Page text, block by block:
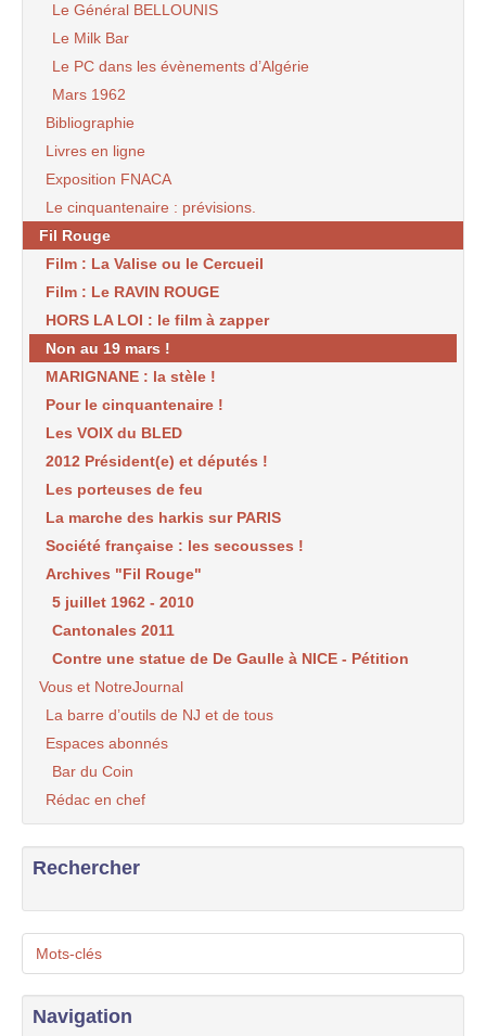
Le Général BELLOUNIS
Le Milk Bar
Le PC dans les évènements d’Algérie
Mars 1962
Bibliographie
Livres en ligne
Exposition FNACA
Le cinquantenaire : prévisions.
Fil Rouge
Film : La Valise ou le Cercueil
Film : Le RAVIN ROUGE
HORS LA LOI : le film à zapper
Non au 19 mars !
MARIGNANE : la stèle !
Pour le cinquantenaire !
Les VOIX du BLED
2012 Président(e) et députés !
Les porteuses de feu
La marche des harkis sur PARIS
Société française : les secousses !
Archives "Fil Rouge"
5 juillet 1962 - 2010
Cantonales 2011
Contre une statue de De Gaulle à NICE - Pétition
Vous et NotreJournal
La barre d’outils de NJ et de tous
Espaces abonnés
Bar du Coin
Rédac en chef
Rechercher
Mots-clés
Navigation